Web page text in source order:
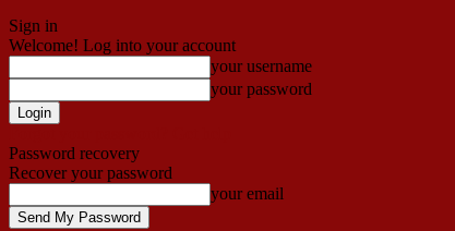
Sign in
Welcome! Log into your account
your username
your password
Password recovery
Recover your password
your email